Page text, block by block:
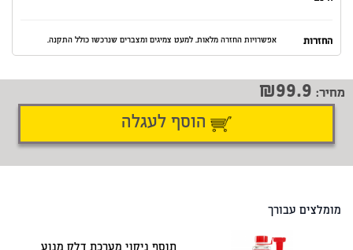
החזרות אפשרויות החזרה מלאות. למעט צמיגים ומצברים שנרכשו כולל התקנה.
שתף דיווח על טעות
מחיר: 99.9
הוסף לעגלה
מומלצים עבורך